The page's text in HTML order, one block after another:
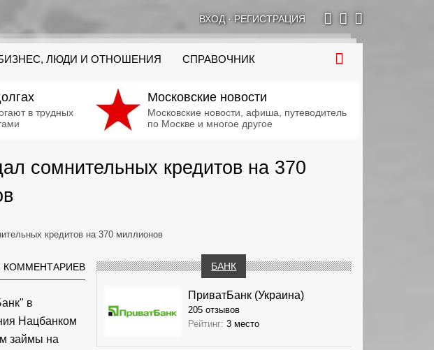
ВХОД· РЕГИСТРАЦИЯ
ЛЮДИ И ОТНОШЕНИЯ СПРАВОЧНИК
в трудных
Московские новости
Московские новости, афиша, путеводитель
по Москве и многое другое
сомнительных кредитов на 370
кредитов на 370 миллионов
КОММЕНТАРИЕВ
в
Нацбанком
займы на
БАНК
ПриватБанк (Украина)
205 отзывов
Рейтинг: 3 место